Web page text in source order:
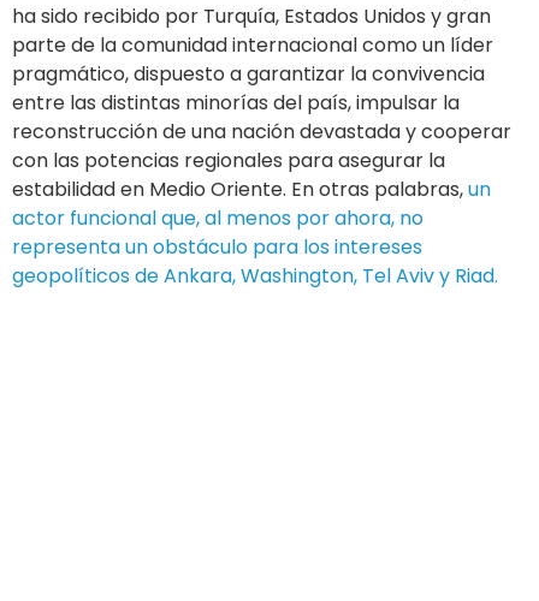
ha sido recibido por Turquía, Estados Unidos y gran
parte de la comunidad internacional como un líder
pragmático, dispuesto a garantizar la convivencia
entre las distintas minorías del país, impulsar la
reconstrucción de una nación devastada y cooperar
con las potencias regionales para asegurar la
estabilidad en Medio Oriente. En otras palabras,un
actor funcional que, al menos por ahora, no
representa un obstáculo para los intereses
geopolíticos de Ankara, Washington, Tel Aviv y Riad.